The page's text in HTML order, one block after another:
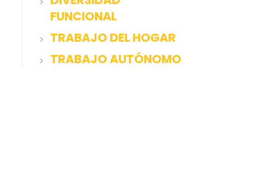
FUNCIONAL
TRABAJO DEL HOGAR
TRABAJO AUTÓNOMO